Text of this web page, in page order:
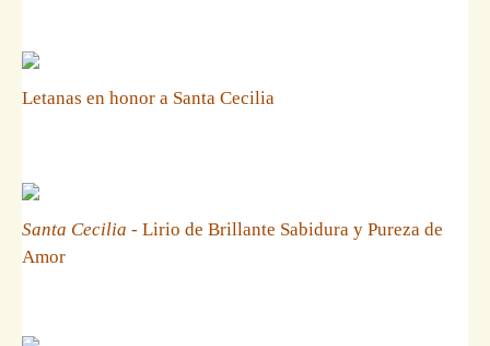
Letanas en honor a Santa Cecilia
Santa Cecilia - Lirio de Brillante Sabidura y Pureza de
Amor